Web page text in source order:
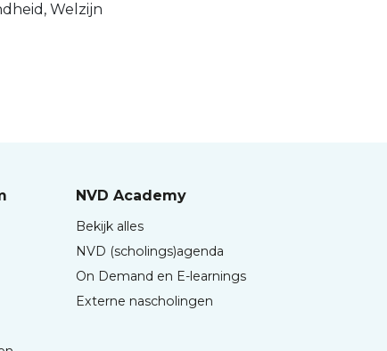
Welzijn
NVD Academy
Bekijk alles
NVD (scholings)agenda
On Demand en E-learnings
Externe nascholingen